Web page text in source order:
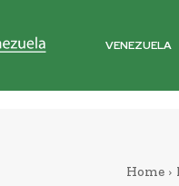
VENEZUELA
Home